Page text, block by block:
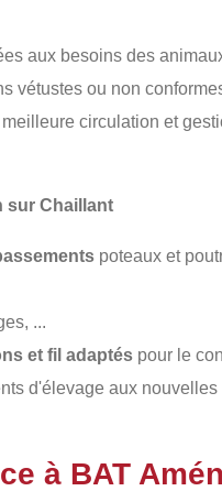
aux besoins des
vétustes ou non
circulation et
sur Chaillant
poteaux et
...
et fil adaptés pour le
d'élevage aux nouvelles
à BAT